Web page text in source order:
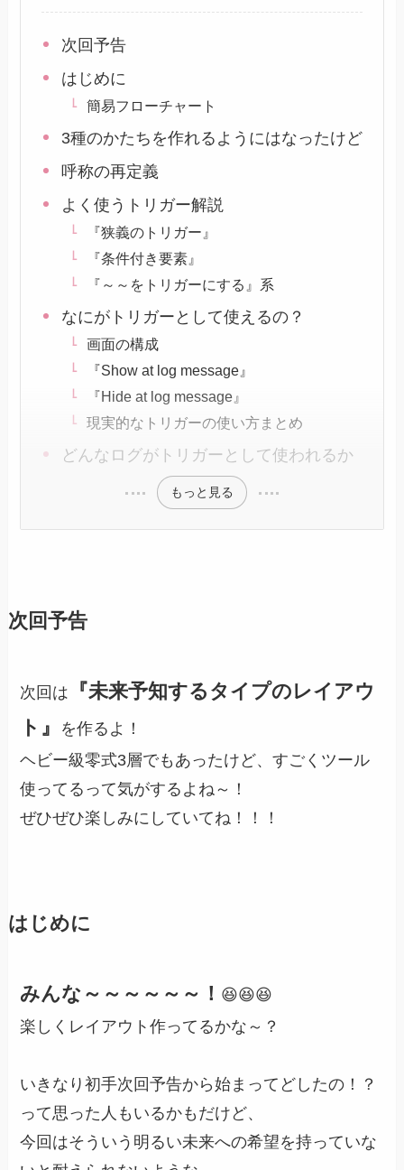
次回予告
はじめに
簡易フローチャート
3種のかたちを作れるようにはなったけど
呼称の再定義
よく使うトリガー解説
『狭義のトリガー』
『条件付き要素』
『～～をトリガーにする』系
なにがトリガーとして使えるの？
画面の構成
『Show at log message』
『Hide at log message』
現実的なトリガーの使い方まとめ
どんなログがトリガーとして使われるか
もっと見る
次回予告
次回は
『未来予知するタイプのレイアウ
ト』
を作るよ！
ヘビー級零式3層でもあったけど、すごくツール
使ってるって気がするよね～！
ぜひぜひ楽しみにしていてね！！！
はじめに
みんな～～～～～～！ 😆😆😆
楽しくレイアウト作ってるかな～？
いきなり初手次回予告から始まってどしたの！？
って思った人もいるかもだけど、
今回はそういう明るい未来への希望を持っていな